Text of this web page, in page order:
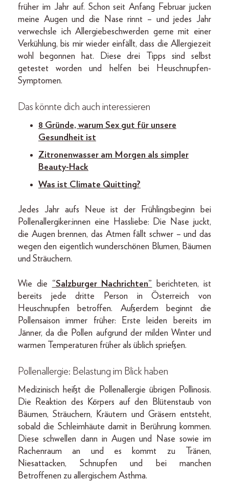
früher im Jahr auf. Schon seit Anfang Februar jucken
meine Augen und die Nase rinnt – und jedes Jahr
verwechsle ich Allergiebeschwerden gerne mit einer
Verkühlung, bis mir wieder einfällt, dass die Allergiezeit
wohl begonnen hat. Diese drei Tipps sind selbst
getestet worden und helfen bei Heuschnupfen-
Symptomen.
Das könnte dich auch interessieren
8 Gründe, warum Sex gut für unsere
Gesundheit ist
Zitronenwasser am Morgen als simpler
Beauty-Hack
Was ist Climate Quitting?
Jedes Jahr aufs Neue ist der Frühlingsbeginn bei
Pollenallergiker:innen eine Hassliebe: Die Nase juckt,
die Augen brennen, das Atmen fällt schwer – und das
wegen den eigentlich wunderschönen Blumen, Bäumen
und Sträuchern.
Wie die “Salzburger Nachrichten” berichteten, ist
bereits jede dritte Person in Österreich von
Heuschnupfen betroffen. Außerdem beginnt die
Pollensaison immer früher: Erste leiden bereits im
Jänner, da die Pollen aufgrund der milden Winter und
warmen Temperaturen früher als üblich sprießen.
Pollenallergie: Belastung im Blick haben
Medizinisch heißt die Pollenallergie übrigen Pollinosis.
Die Reaktion des Körpers auf den Blütenstaub von
Bäumen, Sträuchern, Kräutern und Gräsern entsteht,
sobald die Schleimhäute damit in Berührung kommen.
Diese schwellen dann in Augen und Nase sowie im
Rachenraum an und es kommt zu Tränen,
Niesattacken, Schnupfen und bei manchen
Betroffenen zu allergischem Asthma.